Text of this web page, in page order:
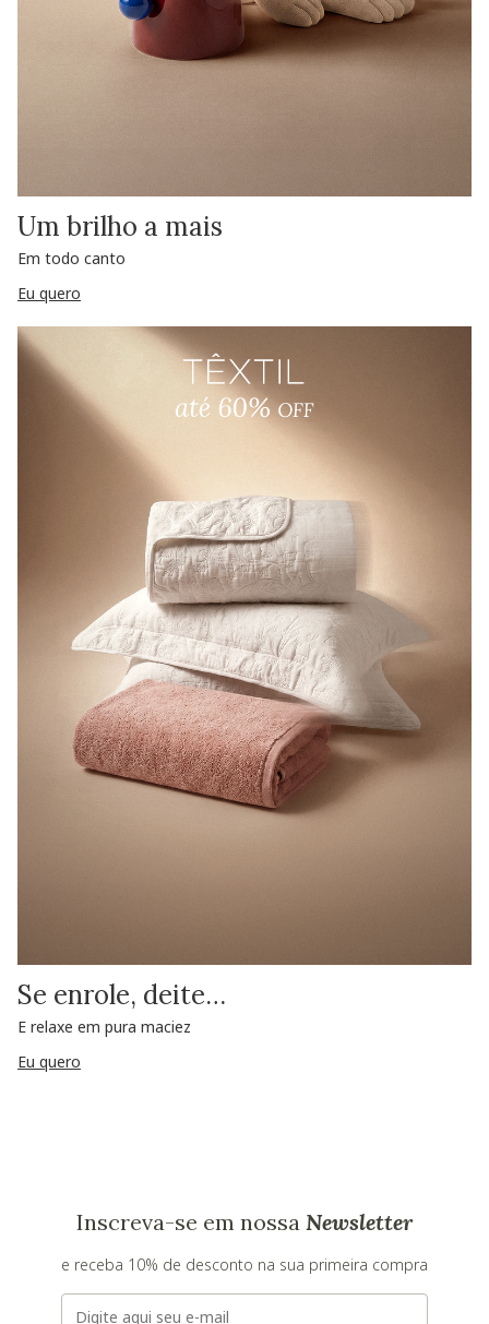
Um brilho a mais
Em todo canto
Eu quero
Se enrole, deite…
E relaxe em pura maciez
Eu quero
Inscreva-se em nossa Newsletter
e receba 10% de desconto na sua primeira compra
E-mail